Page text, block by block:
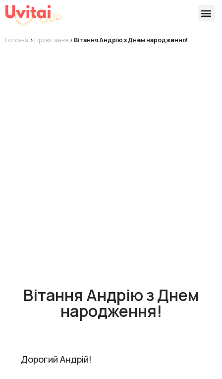
Головна > Привітання > Вітання Андрію з Днем народження!
Вітання Андрію з Днем
народження!
Дорогий Андрій!